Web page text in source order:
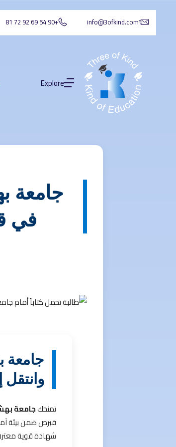
info@3ofkind.com
+90 54 69 92 72 81
Explore
في
تمنحكجامعة
قبرص ضمن بيئة
شهادة قوية